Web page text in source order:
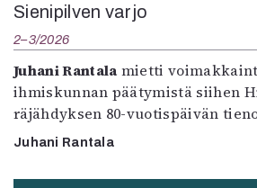
Sienipilven varjo
2–3/2026
Juhani Rantala mietti
ihmiskunnan päätymistä siihen
räjähdyksen 80-vuotispäivän
Juhani Rantala